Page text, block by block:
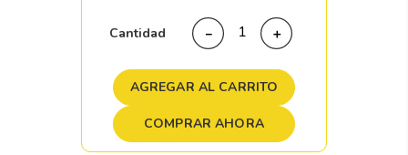
Cantidad ＋
－
AGREGAR AL CARRITO
COMPRAR AHORA